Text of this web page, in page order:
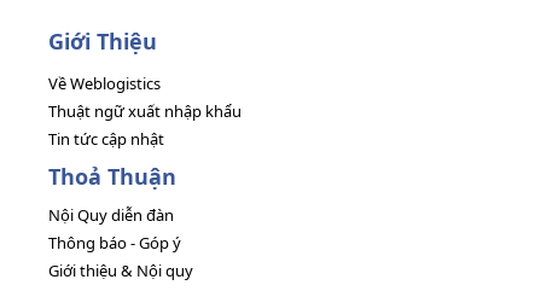
Giới Thiệu
Về Weblogistics
Thuật ngữ xuất nhập khẩu
Tin tức cập nhật
Thoả Thuận
Nội Quy diễn đàn
Thông báo - Góp ý
Giới thiệu & Nội quy